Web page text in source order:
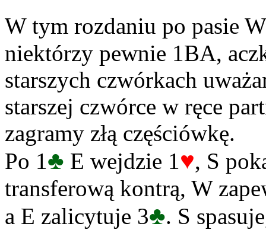
W tym rozdaniu po pasie
niektórzy pewnie 1BA,
starszych czwórkach
starszej czwórce w ręce
zagramy złą częściówkę.
Po 1 ♣ E wejdzie 1 ♥, S
transferową kontrą, W
a E zalicytuje 3♣. S